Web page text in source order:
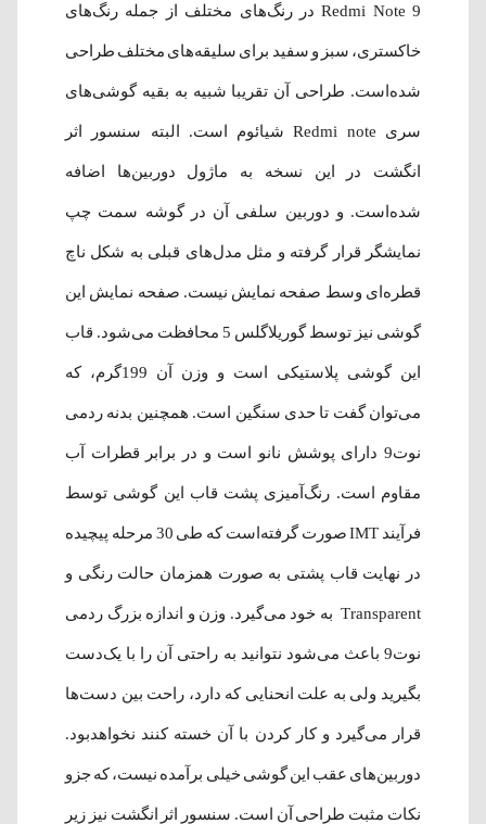
Redmi Note 9 در رنگ‌های مختلف از جمله رنگ‌های
خاکستری، سبز و سفید برای سلیقه‌های مختلف طراحی
شده‌است. طراحی آن تقریبا شبیه به بقیه گوشی‌های
سری Redmi note شیائوم است. البته سنسور اثر
انگشت در این نسخه به ماژول دوربین‌ها اضافه
شده‌است. و دوربین سلفی آن در گوشه سمت چپ
نمایشگر قرار گرفته و مثل مدل‌های قبلی به شکل ناچ
قطره‌ای وسط صفحه نمایش نیست. صفحه نمایش این
گوشی نیز توسط گوریلاگلس 5 محافظت می‌شود. قاب
این گوشی پلاستیکی است و وزن آن 199گرم، که
می‌توان گفت تا حدی سنگین است. همچنین بدنه ردمی
نوت9 دارای پوشش نانو است و در برابر قطرات آب
مقاوم است. رنگ‌آمیزی پشت قاب این گوشی توسط
فرآیند IMT صورت گرفته‌است که طی 30 مرحله پیچیده
در نهایت قاب پشتی به صورت همزمان حالت رنگی و
Transparent به خود می‌گیرد. وزن و اندازه بزرگ ردمی
نوت9 باعث می‌شود نتوانید به راحتی آن را با یک‌دست
بگیرید ولی به علت انحنایی که دارد، راحت بین دست‌ها
قرار می‌گیرد و کار کردن با آن خسته کنند نخواهدبود.
دوربین‌های عقب این گوشی خیلی برآمده نیست، که جزو
نکات مثبت طراحی آن است. سنسور اثر انگشت نیز زیر